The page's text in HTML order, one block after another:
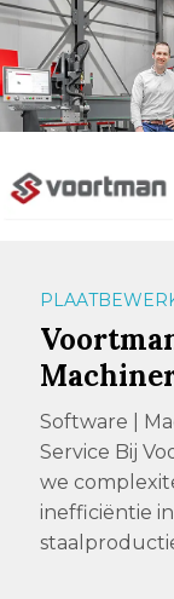
Software |
Service Bij
we
inefficiëntie in